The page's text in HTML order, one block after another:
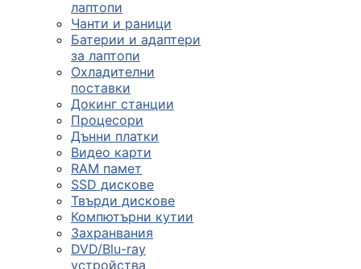
лаптопи
Чанти и раници
Батерии и адаптери
за лаптопи
Охладителни
поставки
Докинг станции
Процесори
Дънни платки
Видео карти
RAM памет
SSD дискове
Твърди дискове
Компютърни кутии
Захранвания
DVD/Blu-ray
устройства